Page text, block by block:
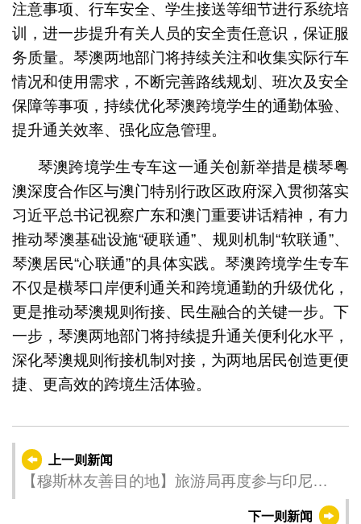
注意事项、行车安全、学生接送等细节进行系统培
训，进一步提升有关人员的安全责任意识，保证服
务质量。琴澳两地部门将持续关注和收集实际行车
情况和使用需求，不断完善路线规划、班次及安全
保障等事项，持续优化琴澳跨境学生的通勤体验、
提升通关效率、强化应急管理。
琴澳跨境学生专车这一通关创新举措是横琴粤
澳深度合作区与澳门特别行政区政府深入贯彻落实
习近平总书记视察广东和澳门重要讲话精神，有力
推动琴澳基础设施“硬联通”、规则机制“软联通”、
琴澳居民“心联通”的具体实践。琴澳跨境学生专车
不仅是横琴口岸便利通关和跨境通勤的升级优化，
更是推动琴澳规则衔接、民生融合的关键一步。下
一步，琴澳两地部门将持续提升通关便利化水平，
深化琴澳规则衔接机制对接，为两地居民创造更便
捷、更高效的跨境生活体验。
上一则新闻
【穆斯林友善目的地】旅游局再度参与印尼国
下一则新闻